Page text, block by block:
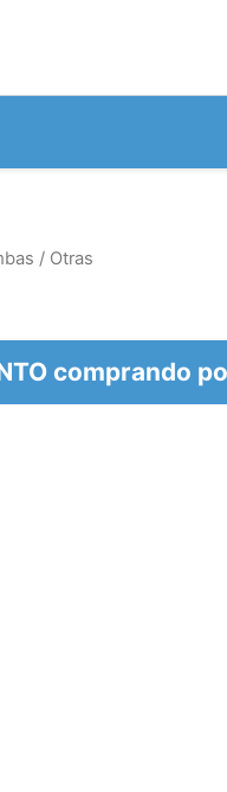
/ Otras
comprando